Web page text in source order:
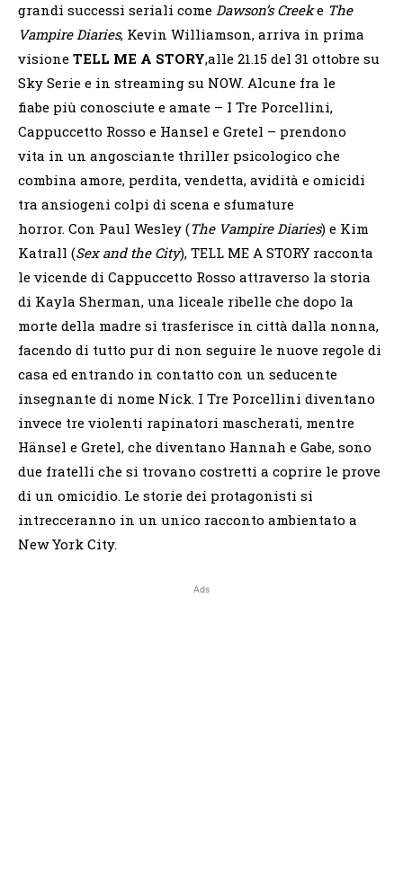
grandi successi seriali come Dawson’s Creeke The
Vampire Diaries, Kevin Williamson, arriva in prima
visione TELL ME A STORY,alle 21.15 del 31 ottobre su
Sky Serie e in streaming su NOW. Alcune fra le
fiabe più conosciute e amate – I Tre Porcellini,
Cappuccetto Rosso e Hansel e Gretel – prendono
vita in un angosciante thriller psicologico che
combina amore, perdita, vendetta, avidità e omicidi
tra ansiogeni colpi di scena e sfumature
horror. Con Paul Wesley (The Vampire Diaries) e Kim
Katrall (Sex and the City), TELL ME A STORY racconta
le vicende di Cappuccetto Rosso attraverso la storia
di Kayla Sherman, una liceale ribelle che dopo la
morte della madre si trasferisce in città dalla nonna,
facendo di tutto pur di non seguire le nuove regole di
casa ed entrando in contatto con un seducente
insegnante di nome Nick. I Tre Porcellini diventano
invece tre violenti rapinatori mascherati, mentre
Hänsel e Gretel, che diventano Hannah e Gabe, sono
due fratelli che si trovano costretti a coprire le prove
di un omicidio. Le storie dei protagonisti si
intrecceranno in un unico racconto ambientato a
New York City.
Ads